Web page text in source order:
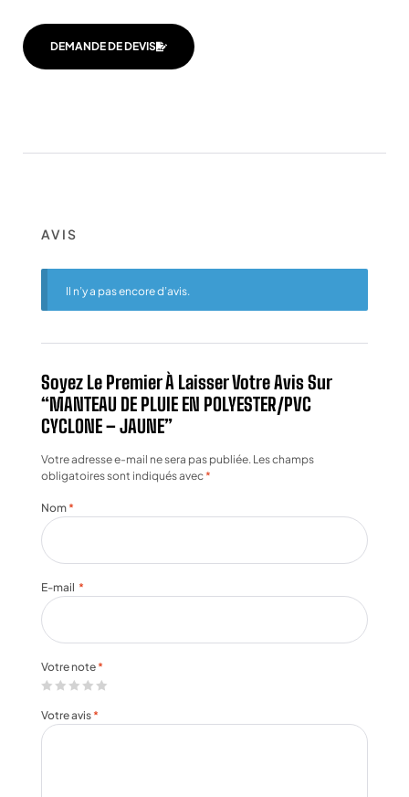
DEMANDE DE DEVIS
AVIS
Il n’y a pas encore d’avis.
Soyez Le Premier À Laisser Votre Avis Sur
“MANTEAU DE PLUIE EN POLYESTER/PVC
CYCLONE – JAUNE”
Votre adresse e-mail ne sera pas publiée. Les champs
obligatoires sont indiqués avec*
Votre note *
Votre avis *
Nom *
E-mail *